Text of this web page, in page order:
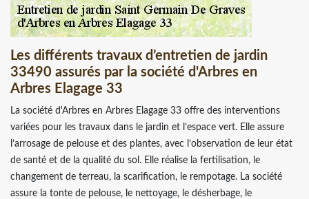
Les différents travaux d’entretien de jardin
33490 assurés par la société d'Arbres en
Arbres Elagage 33
La société d'Arbres en Arbres Elagage 33 offre des interventions
variées pour les travaux dans le jardin et l’espace vert. Elle assure
l’arrosage de pelouse et des plantes, avec l’observation de leur état
de santé et de la qualité du sol. Elle réalise la fertilisation, le
changement de terreau, la scarification, le rempotage. La société
assure la tonte de pelouse, le nettoyage, le désherbage, le